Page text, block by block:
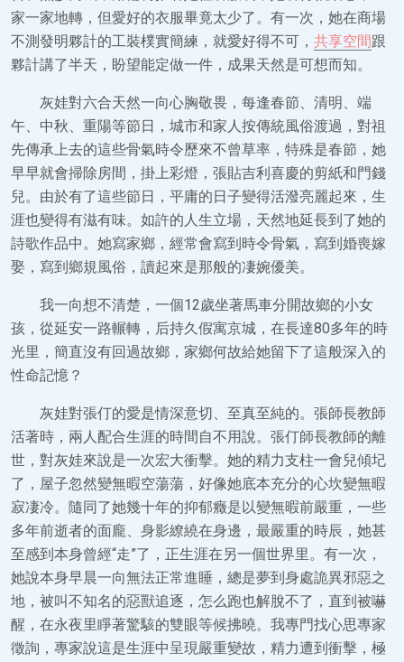
家一家地轉，但愛好的衣服畢竟太少了。有一次，她在商場
不測發明夥計的工裝樸實簡練，就愛好得不可， 共享空間跟
夥計講了半天，盼望能定做一件，成果天然是可想而知。
灰娃對六合天然一向心胸敬畏，每逢春節、清明、端
午、中秋、重陽等節日，城市和家人按傳統風俗渡過，對祖
先傳承上去的這些骨氣時令歷來不曾草率，特殊是春節，她
早早就會掃除房間，掛上彩燈，張貼吉利喜慶的剪紙和門錢
兒。由於有了這些節日，平庸的日子變得活潑亮麗起來，生
涯也變得有滋有味。如許的人生立場，天然地延長到了她的
詩歌作品中。她寫家鄉，經常會寫到時令骨氣，寫到婚喪嫁
娶，寫到鄉規風俗，讀起來是那般的凄婉優美。
我一向想不清楚，一個12歲坐著馬車分開故鄉的小女
孩，從延安一路輾轉，后持久假寓京城，在長達80多年的時
光里，簡直沒有回過故鄉，家鄉何故給她留下了這般深入的
性命記憶？
灰娃對張仃的愛是情深意切、至真至純的。張師長教師
活著時，兩人配合生涯的時間自不用說。張仃師長教師的離
世，對灰娃來說是一次宏大衝擊。她的精力支柱一會兒傾圮
了，屋子忽然變無暇空蕩蕩，好像她底本充分的心坎變無暇
寂凄冷。隨同了她幾十年的抑郁癥是以變無暇前嚴重，一些
多年前逝者的面龐、身影繚繞在身邊，最嚴重的時辰，她甚
至感到本身曾經“走”了，正生涯在另一個世界里。有一次，
她說本身早晨一向無法正常進睡，總是夢到身處詭異邪惡之
地，被叫不知名的惡獸追逐，怎么跑也解脫不了，直到被嚇
醒，在永夜里睜著驚駭的雙眼等候拂曉。我專門找心思專家
徵詢，專家說這是生涯中呈現嚴重變故，精力遭到衝擊，極